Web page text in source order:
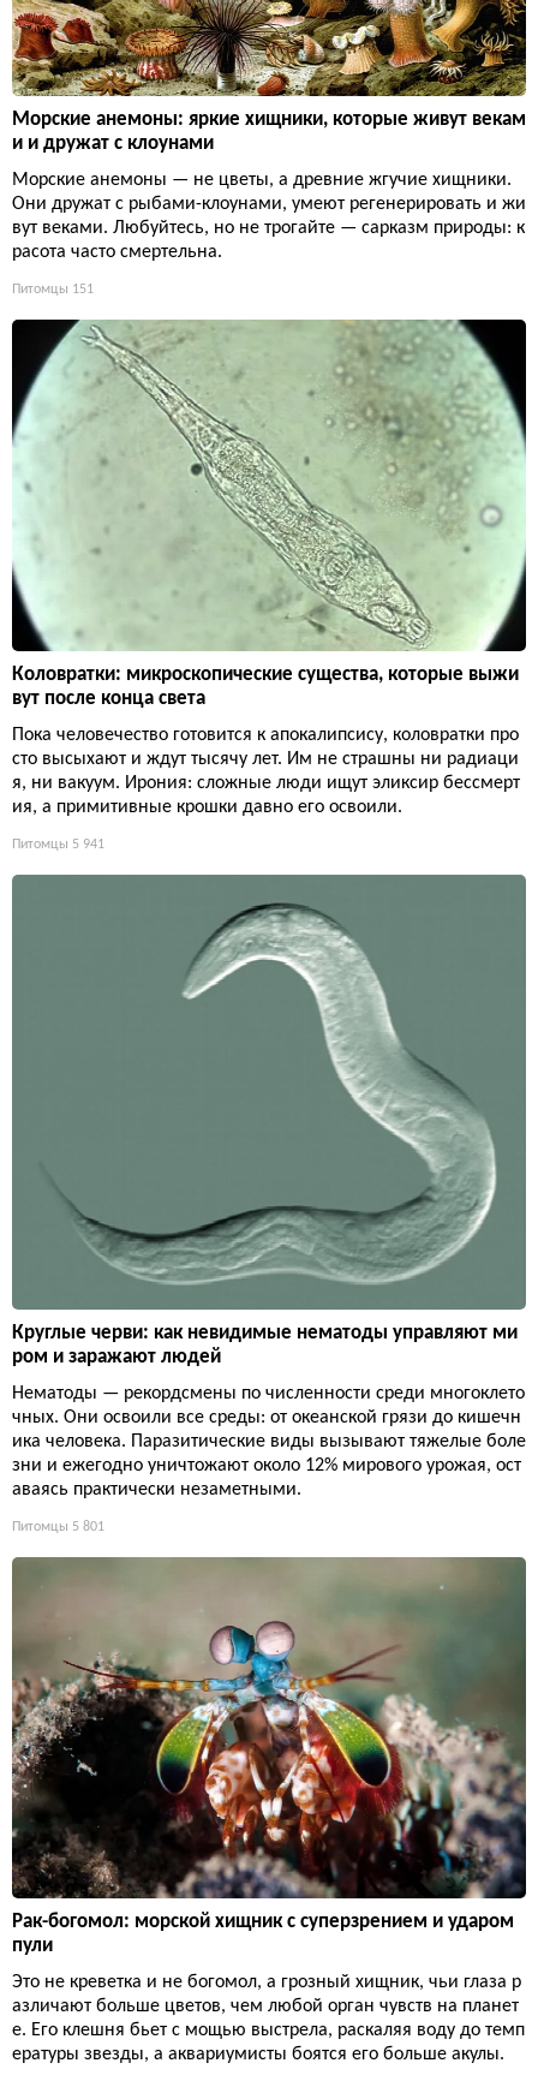
Морские анемоны: яркие хищники, которые живут векам
и и дружат с клоунами
Морские анемоны — не цветы, а древние жгучие хищники.
Они дружат с рыбами-клоунами, умеют регенерировать и жи
вут веками. Любуйтесь, но не трогайте — сарказм природы: к
расота часто смертельна.
Питомцы 151
Коловратки: микроскопические существа, которые выжи
вут после конца света
Пока человечество готовится к апокалипсису, коловратки про
сто высыхают и ждут тысячу лет. Им не страшны ни радиаци
я, ни вакуум. Ирония: сложные люди ищут эликсир бессмерт
ия, а примитивные крошки давно его освоили.
Питомцы 5 941
Круглые черви: как невидимые нематоды управляют ми
ром и заражают людей
Нематоды — рекордсмены по численности среди многоклето
чных. Они освоили все среды: от океанской грязи до кишечн
ика человека. Паразитические виды вызывают тяжелые боле
зни и ежегодно уничтожают около 12% мирового урожая, ост
аваясь практически незаметными.
Питомцы 5 801
Рак-богомол: морской хищник с суперзрением и ударом
пули
Это не креветка и не богомол, а грозный хищник, чьи глаза р
азличают больше цветов, чем любой орган чувств на планет
е. Его клешня бьет с мощью выстрела, раскаляя воду до темп
ературы звезды, а аквариумисты боятся его больше акулы.